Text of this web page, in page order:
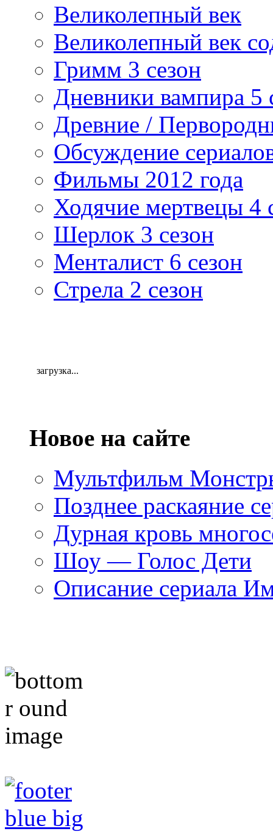
Великолепный век
Великолепный век
Гримм 3 сезон
Дневники вампира 5
Древние /
Обсуждение
Фильмы 2012 года
Ходячие мертвецы 4
Шерлок 3 сезон
Менталист 6 сезон
Стрела 2 сезон
загрузка...
Новое на сайте
Мультфильм
Позднее раскаяние
Дурная кровь
Шоу — Голос Дети
Описание сериала